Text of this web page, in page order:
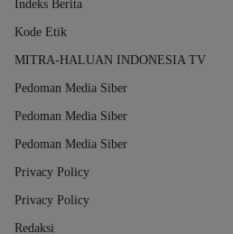
Indeks Berita
Kode Etik
MITRA-HALUAN INDONESIA TV
Pedoman Media Siber
Pedoman Media Siber
Pedoman Media Siber
Privacy Policy
Privacy Policy
Redaksi